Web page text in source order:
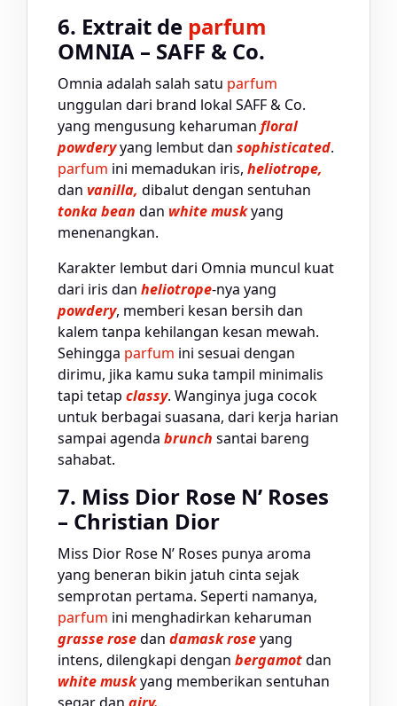
6. Extrait de parfum
OMNIA – SAFF & Co.
Omnia adalah salah satu parfum
unggulan dari brand lokal SAFF & Co.
yang mengusung keharuman floral
powderyyang lembut dan sophisticated.
parfum ini memadukan iris, heliotrope,
dan vanilla, dibalut dengan sentuhan
tonka bean dan white muskyang
menenangkan.
Karakter lembut dari Omnia muncul kuat
dari iris dan heliotrope-nya yang
powdery, memberi kesan bersih dan
kalem tanpa kehilangan kesan mewah.
Sehingga parfum ini sesuai dengan
dirimu, jika kamu suka tampil minimalis
tapi tetap classy. Wanginya juga cocok
untuk berbagai suasana, dari kerja harian
sampai agenda brunch santai bareng
sahabat.
7. Miss Dior Rose N’ Roses
– Christian Dior
Miss Dior Rose N’ Roses punya aroma
yang beneran bikin jatuh cinta sejak
semprotan pertama. Seperti namanya,
parfum ini menghadirkan keharuman
grasse rosedan damask roseyang
intens, dilengkapi dengan bergamotdan
white muskyang memberikan sentuhan